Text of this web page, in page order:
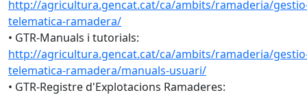
http://agricultura.gencat.cat/ca/ambits/ramaderia/
telematica-ramadera/
• GTR-Manuals i tutorials:
http://agricultura.gencat.cat/ca/ambits/ramaderia/
telematica-ramadera/manuals-usuari/
• GTR-Registre d'Explotacions Ramaderes: